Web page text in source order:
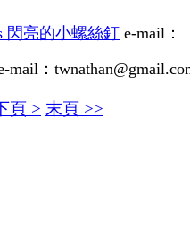
閃亮的小螺絲釘 e-mail：
mail：
頁 > 末頁 >>